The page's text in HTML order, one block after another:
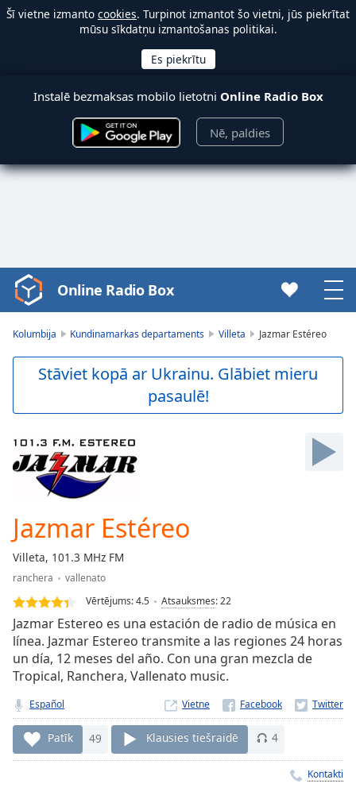
Šī vietne izmanto cookies. Turpinot izmantot šo vietni, jūs piekrītat
mūsu sīkdatņu izmantošanas politikai.
Instalē bezmaksas mobilo lietotni Online Radio Box
Nē, paldies
Video
Player
Skip
Skip
Forward
Mute
Current
Duration
Loaded:
0.00%
Stream
Type
Seek to
live,
currently
behind
live LIVE
Remaining
Time-
Online Radio Box
Kolumbija Kundinamarkas departaments Villeta Jazmar Estéreo
Stāviet kopā ar Ukrainu. Glābiet mieru
pasaulē!
Jazmar Estéreo
Villeta, 101.3 MHz FM
ranchera
vallenato
Vērtējums:4.5 Atsauksmes:22
Jazmar Estereo es una estación de radio de música en
línea. Jazmar Estereo transmite a las regiones 24 horas
un día, 12 meses del año. Con una gran mezcla de
Tropical, Ranchera, Vallenato music.
Español Vietne
Patīk 49 Klausies tiešraidē 4
Kontakti